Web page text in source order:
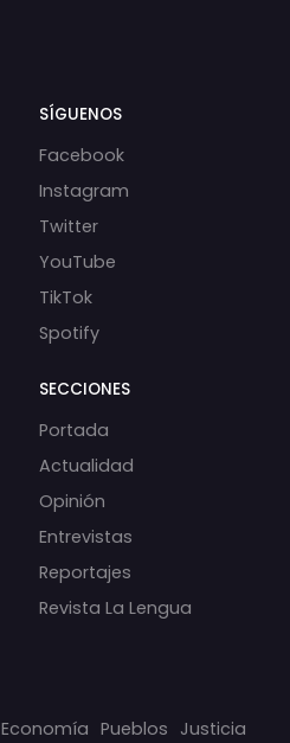
SÍGUENOS
Facebook
Instagram
Twitter
YouTube
TikTok
Spotify
SECCIONES
Portada
Actualidad
Opinión
Entrevistas
Reportajes
Revista La Lengua
Economía Pueblos Justicia